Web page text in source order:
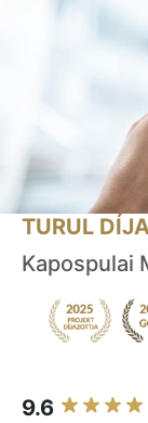
TURUL
Kapospulai
9.6